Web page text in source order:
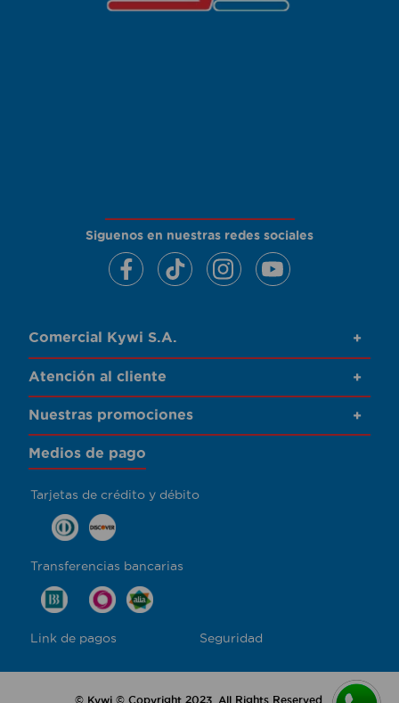
Siguenos en nuestras redes sociales
Comercial Kywi S.A. +
Atención al cliente +
Nuestras promociones +
Medios de pago
Tarjetas de crédito y débito
Transferencias bancarias
Link de pagos Seguridad
© Kywi © Copyright 2023. All Rights Reserved.